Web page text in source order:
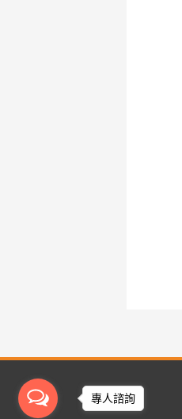
專人諮詢